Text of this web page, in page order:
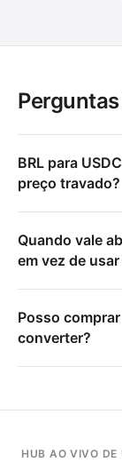
BRL para
preço travado?
Quando vale
em vez de
Posso
converter?
HUB AO VIVO DE